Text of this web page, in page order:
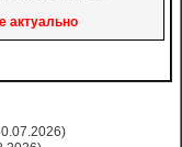
актуально